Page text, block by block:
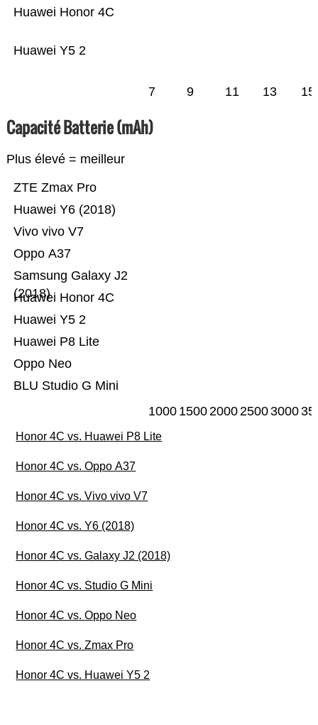
Huawei Y5 2
Huawei Honor 4C
7 9 11 13 15
Capacité Batterie (mAh)
Plus élevé = meilleur
BLU Studio G Mini
Oppo Neo
Huawei P8 Lite
Huawei Y5 2
Huawei Honor 4C
Samsung Galaxy J2
(2018)
Oppo A37
Vivo vivo V7
Huawei Y6 (2018)
ZTE Zmax Pro
1000 1500200025003000
Honor 4C vs. Huawei P8 Lite
Honor 4C vs. Oppo A37
Honor 4C vs. Vivo vivo V7
Honor 4C vs. Y6 (2018)
Honor 4C vs. Galaxy J2 (2018)
Honor 4C vs. Studio G Mini
Honor 4C vs. Oppo Neo
Honor 4C vs. Zmax Pro
Honor 4C vs. Huawei Y5 2